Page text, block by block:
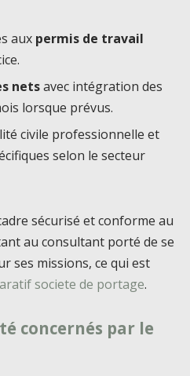
aux permis de travail
netsavec intégration des
lorsque prévus.
civile professionnelle et
selon le secteur
sécurisé et conforme au
au consultant porté de se
ses missions, ce qui est
societe de portage.
concernés par le